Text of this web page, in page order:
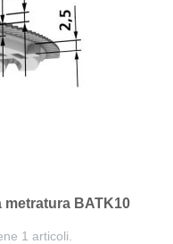
metratura BATK10
1 articoli.